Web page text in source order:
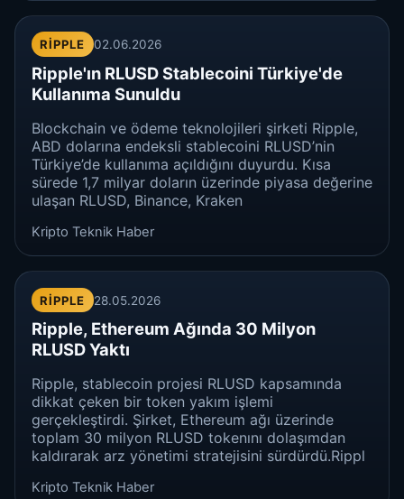
RIPPLE 02.06.2026
Ripple'ın RLUSD Stablecoini Türkiye'de
Kullanıma Sunuldu
Blockchain ve ödeme teknolojileri şirketi Ripple,
ABD dolarına endeksli stablecoini RLUSD’nin
Türkiye’de kullanıma açıldığını duyurdu. Kısa
sürede 1,7 milyar doların üzerinde piyasa değerine
ulaşan RLUSD, Binance, Kraken
Kripto Teknik Haber
RIPPLE 28.05.2026
Ripple, Ethereum Ağında 30 Milyon
RLUSD Yaktı
Ripple, stablecoin projesi RLUSD kapsamında
dikkat çeken bir token yakım işlemi
gerçekleştirdi. Şirket, Ethereum ağı üzerinde
toplam 30 milyon RLUSD tokenını dolaşımdan
kaldırarak arz yönetimi stratejisini sürdürdü.Rippl
Kripto Teknik Haber